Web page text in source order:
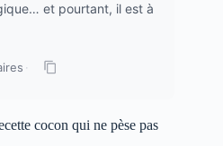
et pourtant, il est à
·
cocon qui ne pèse pas